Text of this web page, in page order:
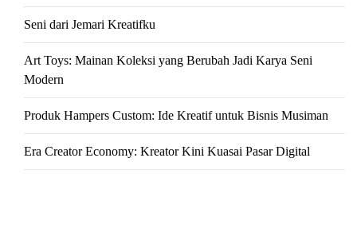
Seni dari Jemari Kreatifku
Art Toys: Mainan Koleksi yang Berubah Jadi Karya Seni
Modern
Produk Hampers Custom: Ide Kreatif untuk Bisnis Musiman
Era Creator Economy: Kreator Kini Kuasai Pasar Digital